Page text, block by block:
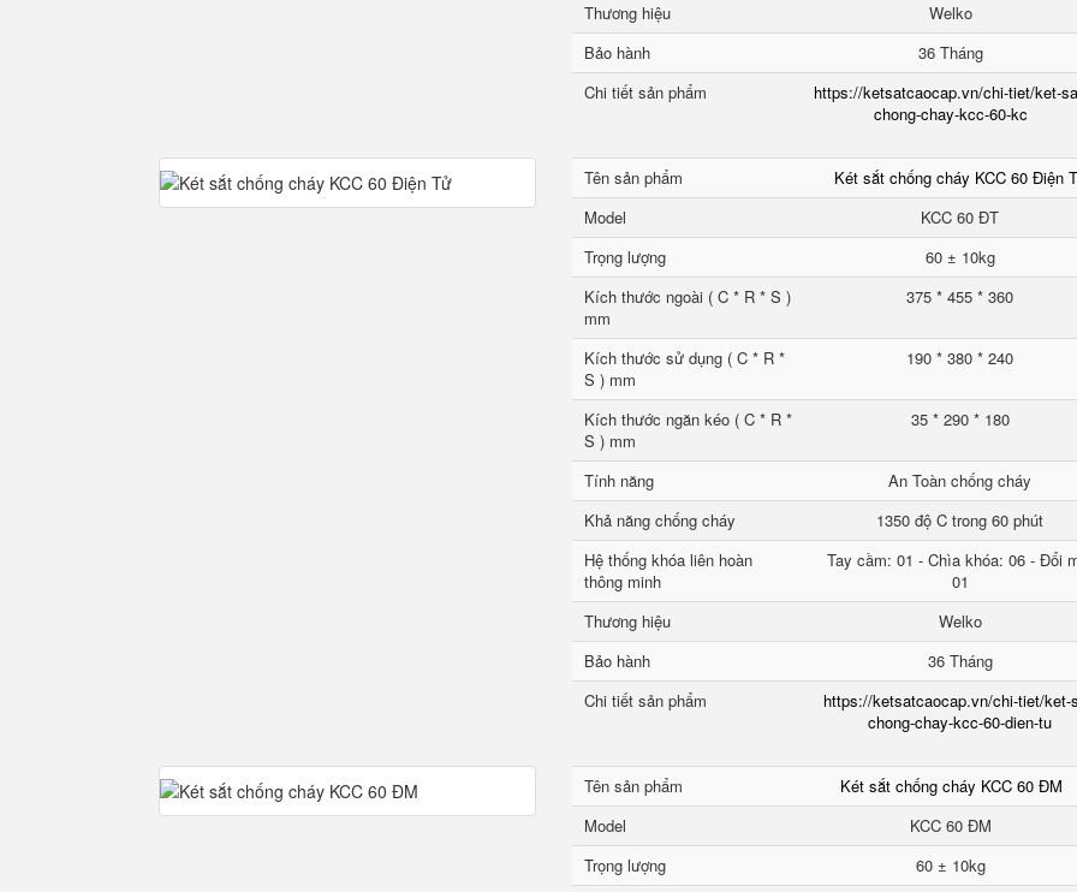
Thương hiệu
Welko
Bảo hành
36 Tháng
Chi tiết sản phẩm
https://ketsatcaocap.vn/chi-tiet/ket-
chong-chay-kcc-60-kc
Tên sản phẩm
Két sắt chống cháy KCC 60 Điện
Model
KCC 60 ĐT
Trọng lượng
60 ± 10kg
Kích thước ngoài ( C * R * S )
mm
375 * 455 * 360
Kích thước sử dụng ( C * R *
S ) mm
190 * 380 * 240
Kích thước ngăn kéo ( C * R *
S ) mm
35 * 290 * 180
Tính năng
An Toàn chống cháy
Khả năng chống cháy
1350 độ C trong 60 phút
Hệ thống khóa liên hoàn
thông minh
Tay cầm: 01 - Chìa khóa: 06 - Đổi
01
Thương hiệu
Welko
Bảo hành
36 Tháng
Chi tiết sản phẩm
https://ketsatcaocap.vn/chi-tiet/ket-
chong-chay-kcc-60-dien-tu
Tên sản phẩm
Két sắt chống cháy KCC 60 ĐM
Model
KCC 60 ĐM
Trọng lượng
60 ± 10kg